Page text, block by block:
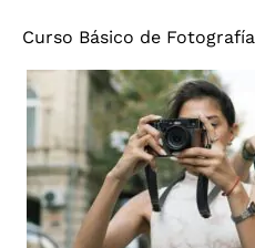
Curso Básico de Fotografía